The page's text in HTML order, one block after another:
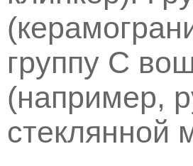
группу С
(например,
стеклянной